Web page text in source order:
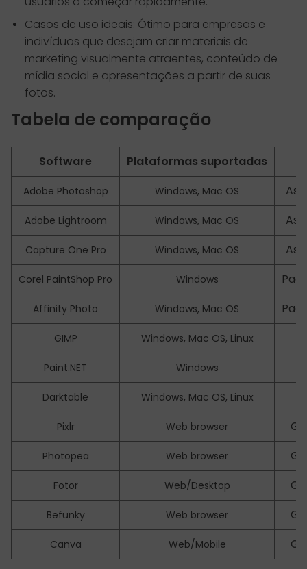
Casos de uso ideais: Ótimo para empresas e
indivíduos que desejam criar materiais de
marketing visualmente atraentes, conteúdo de
mídia social e apresentações a partir de suas
fotos.
Tabela de comparação
Software Plataformas suportadas
Adobe Photoshop Windows, Mac OS
Adobe Lightroom Windows, Mac OS
Capture One Pro Windows, Mac OS
Corel PaintShop Pro Windows
Affinity Photo Windows, Mac OS
GIMP Windows, Mac OS, Linux
Paint.NET Windows
Darktable Windows, Mac OS, Linux
Pixlr Web browser
Photopea Web browser
Fotor Web/Desktop
Befunky Web browser
Canva Web/Mobile